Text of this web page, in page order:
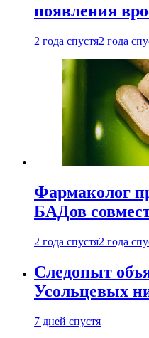
появления
2 года спустя2 года
Фармаколог
БАДов
2 года спустя2 года
Следопыт
Усольцевых
7 дней спустя